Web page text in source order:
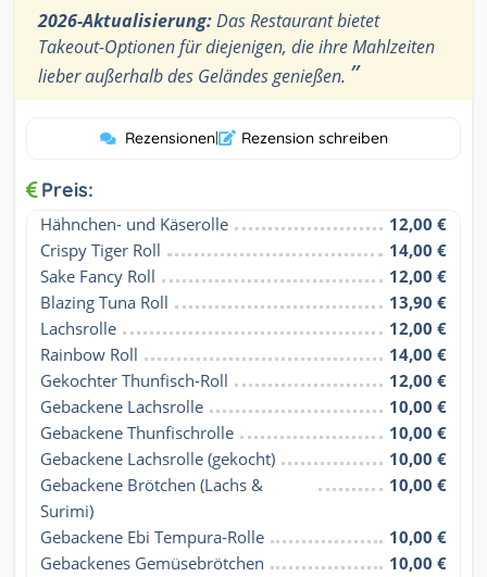
2026-Aktualisierung:Das Restaurant bietet
Takeout-Optionen für diejenigen, die ihre Mahlzeiten
lieber außerhalb des Geländes genießen. ”
Rezensionen| Rezension schreiben
Preis:
Hähnchen- und Käserolle
12,00 €
Crispy Tiger Roll
14,00 €
Sake Fancy Roll
12,00 €
Blazing Tuna Roll
13,90 €
Lachsrolle
12,00 €
Rainbow Roll
14,00 €
Gekochter Thunfisch-Roll
12,00 €
Gebackene Lachsrolle
10,00 €
Gebackene Thunfischrolle
10,00 €
Gebackene Lachsrolle (gekocht)
10,00 €
Gebackene Brötchen (Lachs &
Surimi)
10,00 €
Gebackene Ebi Tempura-Rolle
10,00 €
Gebackenes Gemüsebrötchen
10,00 €